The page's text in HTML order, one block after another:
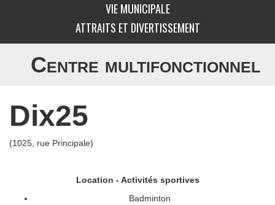
VIE MUNICIPALE
ATTRAITS ET DIVERTISSEMENT
Centre multifonctionnel
Dix25
(1025, rue Principale)
Location - Activités sportives
Badminton